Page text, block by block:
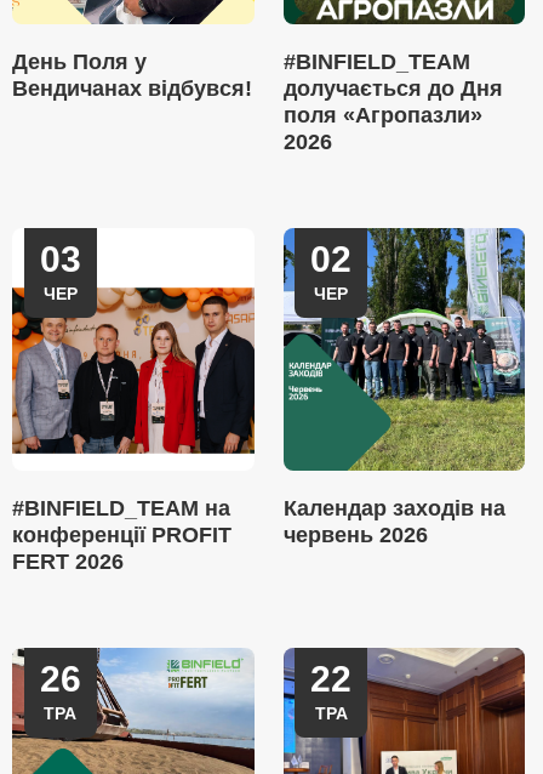
День Поля у
Вендичанах відбувся!
#BINFIELD_TEAM
долучається до Дня
поля «Агропазли»
2026
03
ЧЕР
#BINFIELD_TEAM на
конференції PROFIT
FERT 2026
02
ЧЕР
Календар заходів на
червень 2026
26
ТРА
22
ТРА